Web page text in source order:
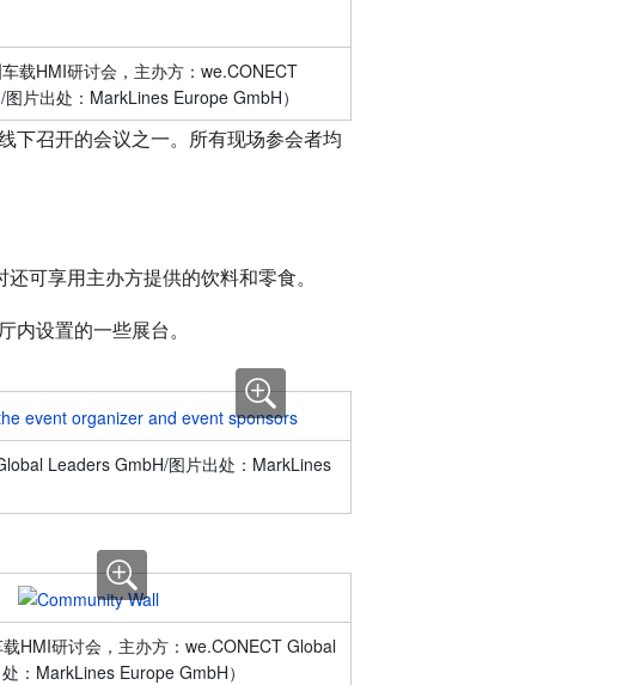
车载HMI研讨会，主办方： we.CONECT
/图片出处：MarkLines Europe GmbH）
下召开的会议之一。所有现场参会者均
可享用主办方提供的饮料和零食。
设置的一些展台。
Leaders GmbH/图片出处：MarkLines
HMI研讨会，主办方： we.CONECT Global
：MarkLines Europe GmbH）